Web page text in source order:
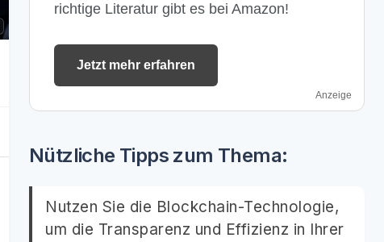
richtige Literatur gibt es bei Amazon!
Jetzt mehr erfahren
Anzeige
Nützliche Tipps zum Thema:
Nutzen Sie die Blockchain-Technologie,
um die Transparenz und Effizienz in Ihrer